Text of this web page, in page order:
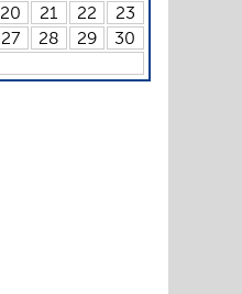
20 21 22
23
27 28 29
30